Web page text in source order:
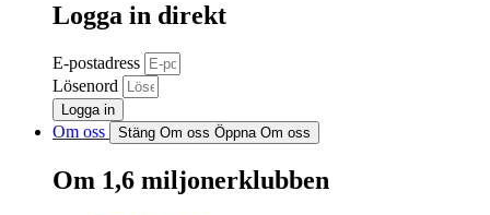
Logga in direkt
E-postadress
Lösenord
Logga in
Om oss Stäng Om oss Öppna Om oss
Om 1,6 miljonerklubben